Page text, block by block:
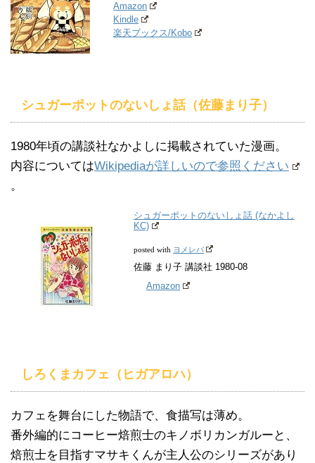
Amazon
Kindle
楽天ブックス/Kobo
シュガーポットのないしょ話（佐藤まり子）
1980年頃の講談社なかよしに掲載されていた漫画。
内容についてはWikipediaが詳しいので参照ください
。
シュガーポットのないしょ話 (なかよし
KC)
posted with ヨメレバ
佐藤 まり子 講談社 1980-08
Amazon
しろくまカフェ（ヒガアロハ）
カフェを舞台にした物語で、食描写は薄め。
番外編的にコーヒー焙煎士のキノボリカンガルーと、
焙煎士を目指すマサキくんが主人公のシリーズがあり